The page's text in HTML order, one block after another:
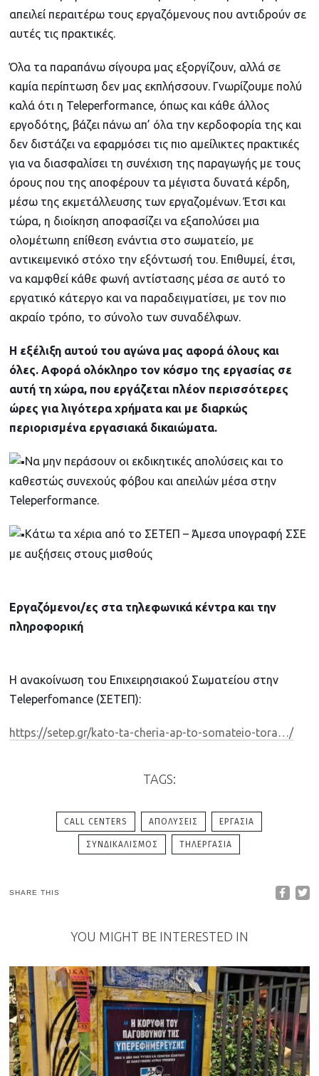
απειλεί περαιτέρω τους εργαζόμενους που αντιδρούν σε
αυτές τις πρακτικές.
Όλα τα παραπάνω σίγουρα μας εξοργίζουν, αλλά σε
καμία περίπτωση δεν μας εκπλήσσουν. Γνωρίζουμε πολύ
καλά ότι η Teleperformance, όπως και κάθε άλλος
εργοδότης, βάζει πάνω απ’ όλα την κερδοφορία της και
δεν διστάζει να εφαρμόσει τις πιο αμείλικτες πρακτικές
για να διασφαλίσει τη συνέχιση της παραγωγής με τους
όρους που της αποφέρουν τα μέγιστα δυνατά κέρδη,
μέσω της εκμετάλλευσης των εργαζομένων. Έτσι και
τώρα, η διοίκηση αποφασίζει να εξαπολύσει μια
ολομέτωπη επίθεση ενάντια στο σωματείο, με
αντικειμενικό στόχο την εξόντωσή του. Επιθυμεί, έτσι,
να καμφθεί κάθε φωνή αντίστασης μέσα σε αυτό το
εργατικό κάτεργο και να παραδειγματίσει, με τον πιο
ακραίο τρόπο, το σύνολο των συναδέλφων.
Η εξέλιξη αυτού του αγώνα μας αφορά όλους και
όλες. Αφορά ολόκληρο τον κόσμο της εργασίας σε
αυτή τη χώρα, που εργάζεται πλέον περισσότερες
ώρες για λιγότερα χρήματα και με διαρκώς
περιορισμένα εργασιακά δικαιώματα.
Να μην περάσουν οι εκδικητικές απολύσεις και το
καθεστώς συνεχούς φόβου και απειλών μέσα στην
Teleperformance.
Κάτω τα χέρια από το ΣΕΤΕΠ – Άμεσα υπογραφή ΣΣΕ
με αυξήσεις στους μισθούς
Εργαζόμενοι/ες στα τηλεφωνικά κέντρα και την
πληροφορική
Η ανακοίνωση του Επιχειρησιακού Σωματείου στην
Τeleperfomance (ΣΕΤΕΠ):
https://setep.gr/kato-ta-cheria-ap-to-somateio-tora…/
TAGS:
CALL CENTERS ΑΠΟΛΎΣΕΙΣ ΕΡΓΑΣΊΑ
ΣΥΝΔΙΚΑΛΙΣΜΌΣ ΤΗΛΕΡΓΑΣΊΑ
SHARE THIS
YOU MIGHT BE INTERESTED IN